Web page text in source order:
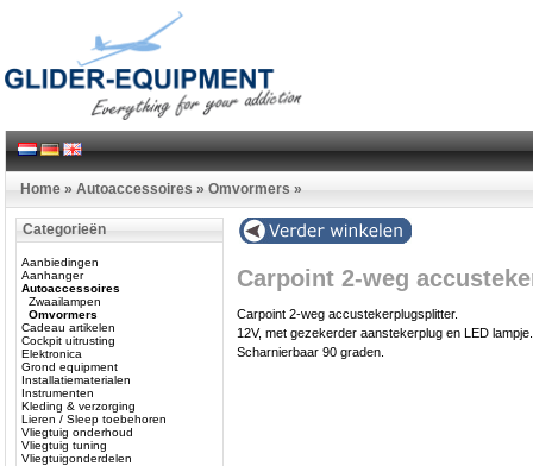
Home » Autoaccessoires » Omvormers »
Categorieën
Aanbiedingen
Aanhanger
Autoaccessoires
Zwaailampen
Omvormers
Cadeau artikelen
Cockpit uitrusting
Elektronica
Grond equipment
Installatiematerialen
Instrumenten
Kleding & verzorging
Lieren / Sleep toebehoren
Vliegtuig onderhoud
Vliegtuig tuning
Vliegtuigonderdelen
Carpoint 2-weg
Carpoint 2-weg accustekerplugsplitter.
12V, met gezekerder aanstekerplug en LED lampje.
Scharnierbaar 90 graden.